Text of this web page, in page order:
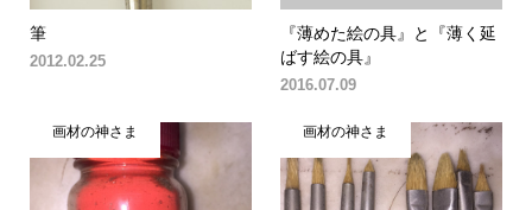
筆
2012.02.25
『薄めた絵の具』と『薄く延
ばす絵の具』
2016.07.09
画材の神さま 画材の神さま